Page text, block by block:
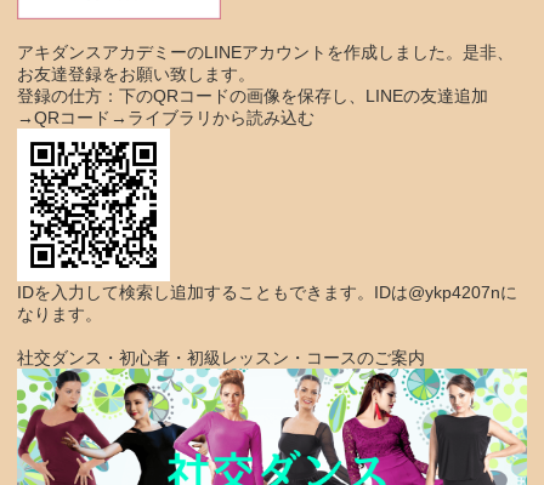
アキダンスアカデミーのLINEアカウントを作成しました。是非、
お友達登録をお願い致します。
登録の仕方：下のQRコードの画像を保存し、LINEの友達追加
→QRコード→ライブラリから読み込む
IDを入力して検索し追加することもできます。IDは@ykp4207nに
なります。
社交ダンス・初心者・初級レッスン・コースのご案内